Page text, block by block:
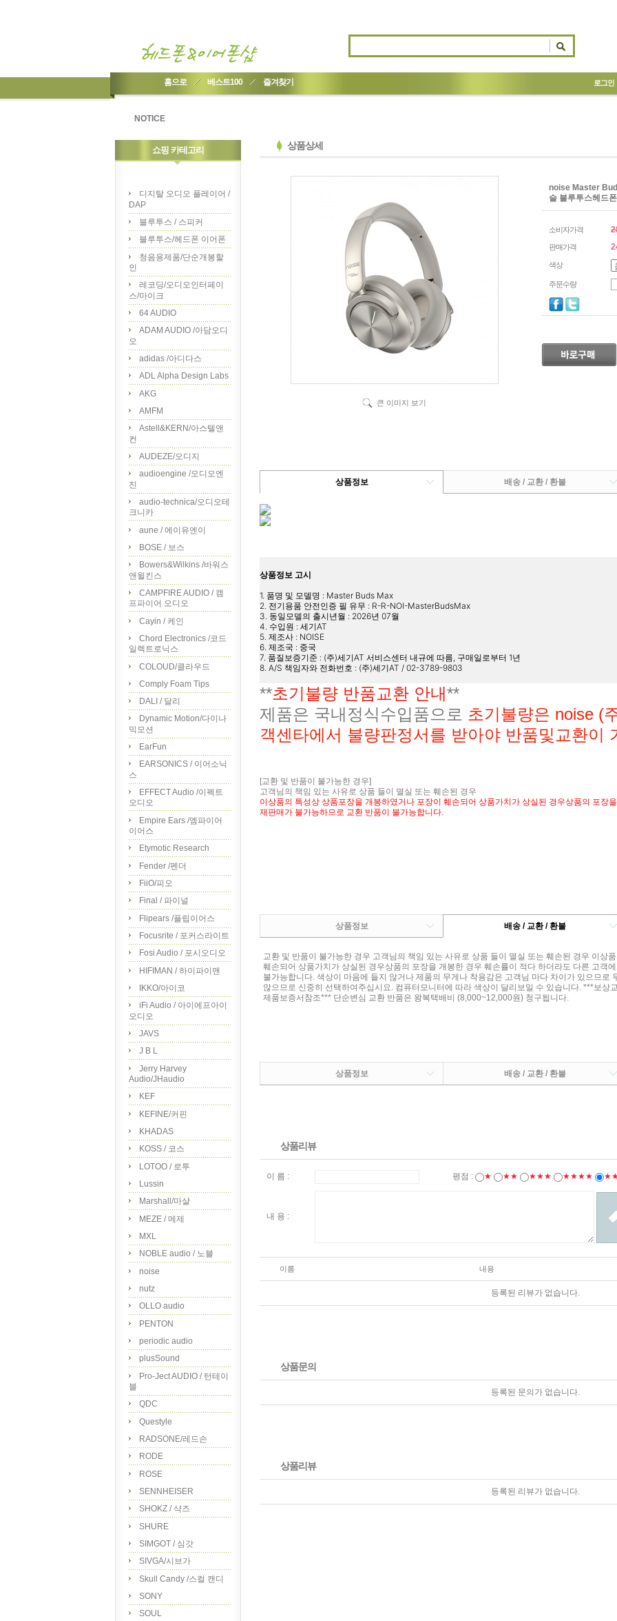
홈으로 베스트100 즐겨찾기 로그인
NOTICE
쇼핑 카테고리
디지탈 오디오 플레이어 /
DAP
블루투스 / 스피커
블루투스/헤드폰 이어폰
청음용제품/단순개봉할
인
레코딩/오디오인터페이
스/마이크
64 AUDIO
ADAM AUDIO /아담오디
오
adidas /아디다스
ADL Alpha Design Labs
AKG
AMFM
Astell&KERN/아스텔앤
컨
AUDEZE/오디지
audioengine /오디오엔
진
audio-technica/오디오테
크니카
aune / 에이유엔이
BOSE / 보스
Bowers&Wilkins /바워스
앤윌킨스
CAMPFIRE AUDIO / 캠
프파이어 오디오
Cayin / 케인
Chord Electronics /코드
일렉트로닉스
COLOUD/클라우드
Comply Foam Tips
DALI / 달리
Dynamic Motion/다이나
믹모션
EarFun
EARSONICS / 이어소닉
스
EFFECT Audio /이펙트
오디오
Empire Ears /엠파이어
이어스
Etymotic Research
Fender /펜더
FiiO/피오
Final / 파이널
Flipears /플립이어스
Focusrite / 포커스라이트
Fosi Audio / 포시오디오
HIFIMAN / 하이파이맨
IKKO/아이코
iFi Audio / 아이에프아이
오디오
JAVS
J B L
Jerry Harvey
Audio/JHaudio
KEF
KEFINE/커핀
KHADAS
KOSS / 코스
LOTOO / 로투
Lussin
Marshall/마샬
MEZE / 메제
MXL
NOBLE audio / 노블
noise
nutz
OLLO audio
PENTON
periodic audio
plusSound
Pro-Ject AUDIO / 턴테이
블
QDC
Questyle
RADSONE/레드손
RODE
ROSE
SENNHEISER
SHOKZ / 샥즈
SHURE
SIMGOT / 심갓
SIVGA/시브가
Skull Candy /스컬 캔디
SONY
SOUL
상품상세
큰 이미지 보기
noise Master
슬 블루투스헤드폰
소비자가격
판매가격
색상
주문수량
상품정보 배송 / 교환 / 환불
상품정보 고시
1. 품명 및 모델명 : Master Buds Max
2. 전기용품 안전인증 필 유무 : R-R-NOI-MasterBudsMax
3. 동일모델의 출시년월 : 2026년 07월
4. 수입원 : 세기AT
5. 제조사 : NOISE
6. 제조국 : 중국
7. 품질보증기준 : (주)세기AT 서비스센터 내규에 따름, 구매일로부터 1년
8. A/S 책임자와 전화번호 : (주)세기AT / 02-3789-9803
**초기불량 반품교환 안내**
제품은 국내정식수입품으로 초기불량은 noise (
객센타에서 불량판정서를 받아야 반품및교환이
[교환 및 반품이 불가능한 경우]
고객님의 책임 있는 사유로 상품 들이 멸실 또는 훼손된 경우
이상품의 특성상 상품포장을 개봉하였거나 포장이 훼손되어 상품가치가 상실된 경우상품의 포장
재판매가 불가능하므로 교환 반품이 불가능합니다.
상품정보 배송 / 교환 / 환불
교환 및 반품이 불가능한 경우 고객님의 책임 있는 사유로 상품 들이 멸실 또는 훼손된 경우 이상
훼손되어 상품가치가 상실된 경우상품의 포장을 개봉한 경우 훼손률이 적다 하더라도 다른 고객
불가능합니다. 색상이 마음에 들지 않거나 제품의 무게나 착용감은 고객님 마다 차이가 있으므로
않으므로 신중히 선택하여주십시요. 컴퓨터모니터에 따라 색상이 달리보일 수 있습니다. ***보상
제품보증서참조*** 단순변심 교환 반품은 왕복택배비 (8,000~12,000원) 청구됩니다.
상품정보 배송 / 교환 / 환불
상품리뷰
이 름 : 평점 : ★ ★★ ★★★ ★★★★
내 용 :
이름 내용
등록된 리뷰가 없습니다.
상품문의
등록된 문의가 없습니다.
상품리뷰
등록된 리뷰가 없습니다.